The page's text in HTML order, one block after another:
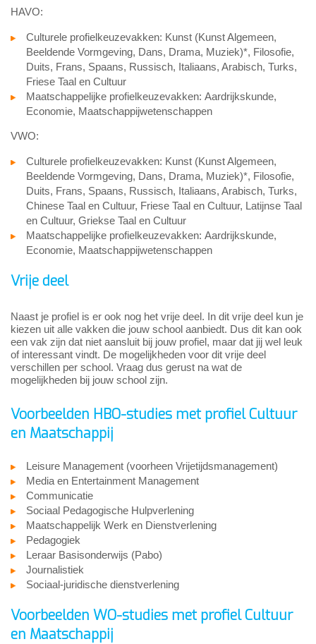
HAVO:
Culturele profielkeuzevakken: Kunst (Kunst Algemeen,
Beeldende Vormgeving, Dans, Drama, Muziek)*, Filosofie,
Duits, Frans, Spaans, Russisch, Italiaans, Arabisch, Turks,
Friese Taal en Cultuur
Maatschappelijke profielkeuzevakken: Aardrijkskunde,
Economie, Maatschappijwetenschappen
VWO:
Culturele profielkeuzevakken: Kunst (Kunst Algemeen,
Beeldende Vormgeving, Dans, Drama, Muziek)*, Filosofie,
Duits, Frans, Spaans, Russisch, Italiaans, Arabisch, Turks,
Chinese Taal en Cultuur, Friese Taal en Cultuur, Latijnse Taal
en Cultuur, Griekse Taal en Cultuur
Maatschappelijke profielkeuzevakken: Aardrijkskunde,
Economie, Maatschappijwetenschappen
Vrije deel
Naast je profiel is er ook nog het vrije deel. In dit vrije deel kun je
kiezen uit alle vakken die jouw school aanbiedt. Dus dit kan ook
een vak zijn dat niet aansluit bij jouw profiel, maar dat jij wel leuk
of interessant vindt. De mogelijkheden voor dit vrije deel
verschillen per school. Vraag dus gerust na wat de
mogelijkheden bij jouw school zijn.
Voorbeelden HBO-studies met profiel Cultuur
en Maatschappij
Leisure Management (voorheen Vrijetijdsmanagement)
Media en Entertainment Management
Communicatie
Sociaal Pedagogische Hulpverlening
Maatschappelijk Werk en Dienstverlening
Pedagogiek
Leraar Basisonderwijs (Pabo)
Journalistiek
Sociaal-juridische dienstverlening
Voorbeelden WO-studies met profiel Cultuur
en Maatschappij